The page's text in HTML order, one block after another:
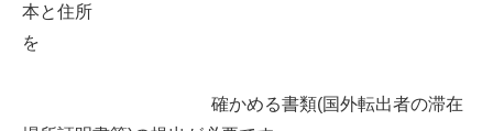
本と住所
を
確かめる書類(国外転出者の滞在